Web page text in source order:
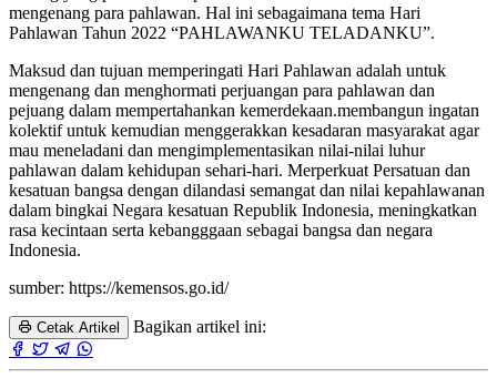
mengenang para pahlawan. Hal ini sebagaimana tema Hari
Pahlawan Tahun 2022 “PAHLAWANKU TELADANKU”.
Maksud dan tujuan memperingati Hari Pahlawan adalah untuk
mengenang dan menghormati perjuangan para pahlawan dan
pejuang dalam mempertahankan kemerdekaan.membangun ingatan
kolektif untuk kemudian menggerakkan kesadaran masyarakat agar
mau meneladani dan mengimplementasikan nilai-nilai luhur
pahlawan dalam kehidupan sehari-hari. Merperkuat Persatuan dan
kesatuan bangsa dengan dilandasi semangat dan nilai kepahlawanan
dalam bingkai Negara kesatuan Republik Indonesia, meningkatkan
rasa kecintaan serta kebangggaan sebagai bangsa dan negara
Indonesia.
sumber: https://kemensos.go.id/
Cetak Artikel Bagikan artikel ini: